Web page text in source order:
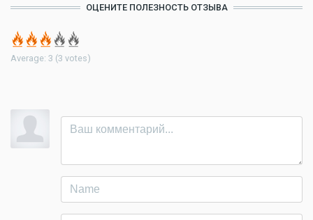
ОЦЕНИТЕ ПОЛЕЗНОСТЬ ОТЗЫВА
Average: 3 (3 votes)